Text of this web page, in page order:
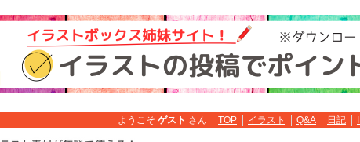
ようこそ ゲスト さん TOP イラスト Q&A 日記